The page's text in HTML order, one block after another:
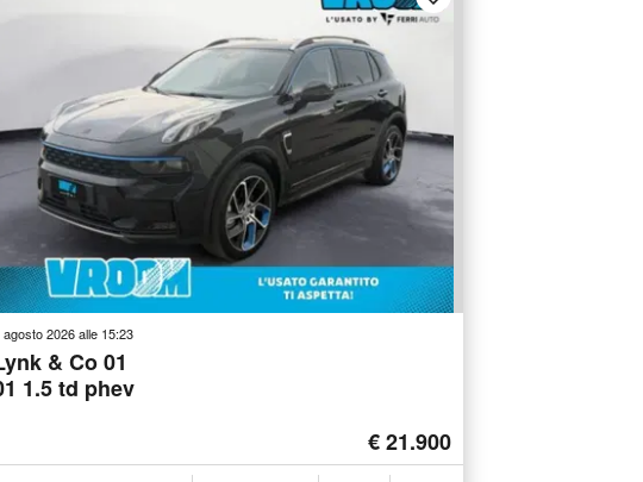
agosto 2026 alle 15:23
& Co 01
1.5 td phev
€ 21.900